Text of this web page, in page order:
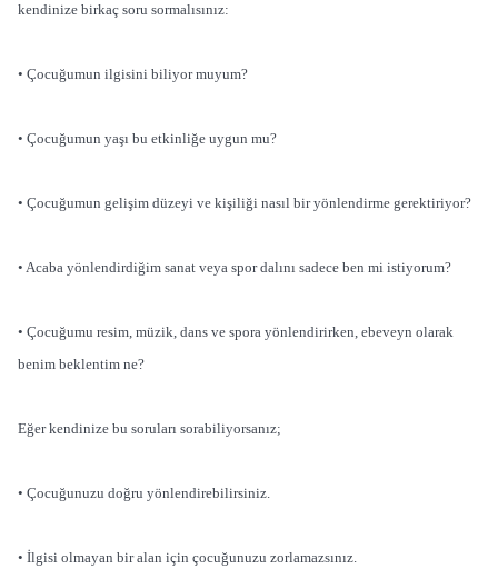
kendinize birkaç soru sormalısınız:
• Çocuğumun ilgisini biliyor muyum?
• Çocuğumun yaşı bu etkinliğe uygun mu?
• Çocuğumun gelişim düzeyi ve kişiliği nasıl bir yönlendirme gerektiriyor?
• Acaba yönlendirdiğim sanat veya spor dalını sadece ben mi istiyorum?
• Çocuğumu resim, müzik, dans ve spora yönlendirirken, ebeveyn olarak
benim beklentim ne?
Eğer kendinize bu soruları sorabiliyorsanız;
• Çocuğunuzu doğru yönlendirebilirsiniz.
• İlgisi olmayan bir alan için çocuğunuzu zorlamazsınız.